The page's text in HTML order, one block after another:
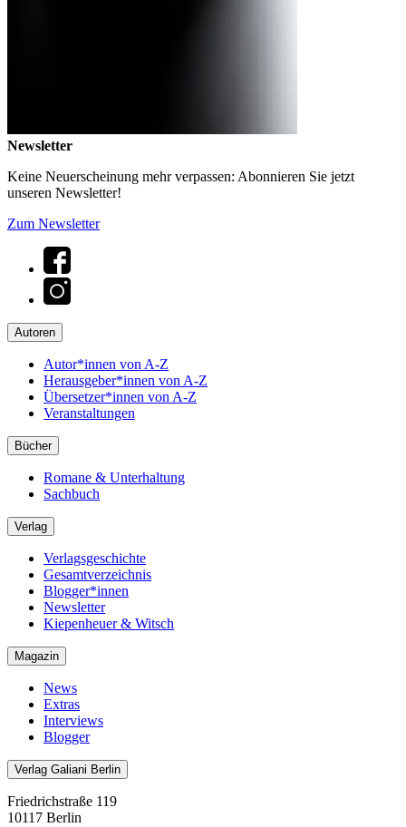
Newsletter
Keine Neuerscheinung mehr verpassen: Abonnieren Sie jetzt
unseren Newsletter!
Zum Newsletter
Autoren
Autor*innen von A-Z
Herausgeber*innen von A-Z
Übersetzer*innen von A-Z
Veranstaltungen
Bücher
Romane & Unterhaltung
Sachbuch
Verlag
Verlagsgeschichte
Gesamtverzeichnis
Blogger*innen
Newsletter
Kiepenheuer & Witsch
Magazin
News
Extras
Interviews
Blogger
Verlag Galiani Berlin
Friedrichstraße 119
10117 Berlin